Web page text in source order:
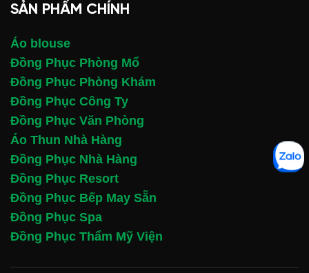
SẢN PHẨM CHÍNH
Áo blouse
Đồng Phục Phòng Mổ
Đồng Phục Phòng Khám
Đồng Phục Công Ty
Đồng Phục Văn Phòng
Áo Thun Nhà Hàng
Đồng Phục Nhà Hàng
Đồng Phục Resort
Đồng Phục Bếp May Sẵn
Đồng Phục Spa
Đồng Phục Thẩm Mỹ Viện